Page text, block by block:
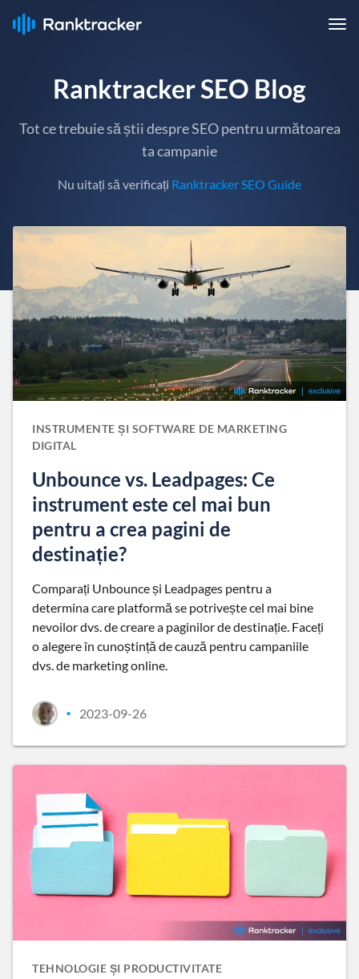
Ranktracker SEO Blog
Tot ce trebuie să știi despre SEO pentru următoarea
ta campanie
Nu uitați să verificați Ranktracker SEO Guide
INSTRUMENTE ȘI SOFTWARE DE MARKETING
DIGITAL
Unbounce vs. Leadpages: Ce
instrument este cel mai bun
pentru a crea pagini de
destinație?
Comparați Unbounce și Leadpages pentru a
determina care platformă se potrivește cel mai bine
nevoilor dvs. de creare a paginilor de destinație. Faceți
o alegere în cunoștință de cauză pentru campaniile
dvs. de marketing online.
• 2023-09-26
TEHNOLOGIE ȘI PRODUCTIVITATE